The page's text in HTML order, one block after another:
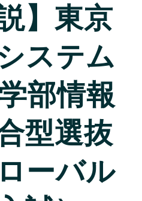
】東京
ステム
部情報
型選抜
ーバル